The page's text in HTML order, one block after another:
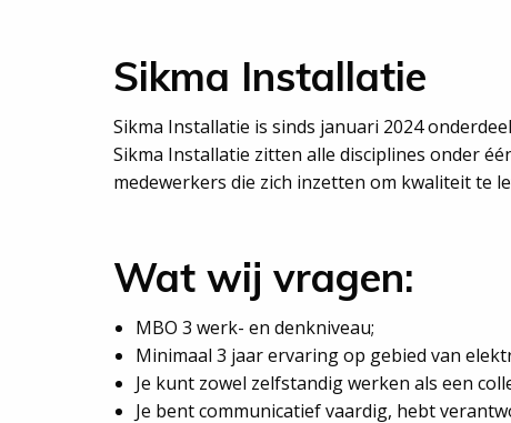
Sikma Installatie
Sikma Installatie is sinds januari 2024
Sikma Installatie zitten alle disciplines onder
medewerkers die zich inzetten om kwaliteit te
Wat wij vragen:
MBO 3 werk- en denkniveau;
Minimaal 3 jaar ervaring op gebied van
Je kunt zowel zelfstandig werken als een
Je bent communicatief vaardig, hebt